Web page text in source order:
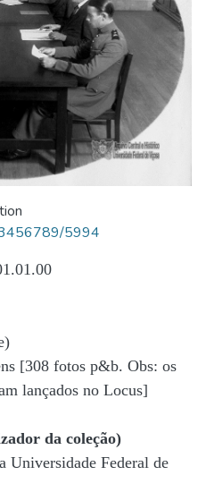
5994
[308 fotos p&b. Obs: os
lançados no Locus]
da coleção)
Federal de